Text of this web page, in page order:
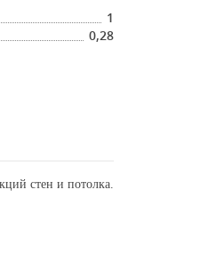
1
0,28
стен и потолка.